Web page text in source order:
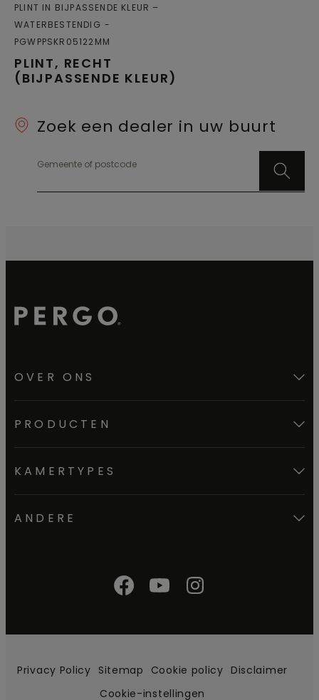
PLINT, RECHT
(BIJPASSENDE KLEUR)
PLINT IN BIJPASSENDE KLEUR –
WATERBESTENDIG
PGWPPSKR05122MM
Zoek een dealer in uw buurt
Gemeente of postcode
OVER ONS
PRODUCTEN
KAMERTYPES
ANDERE
Privacy Policy Sitemap Cookie policy Disclaimer
Cookie-instellingen